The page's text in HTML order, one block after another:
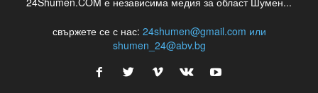
свържете се с нас: 24shumen@gmail.com или
shumen_24@abv.bg